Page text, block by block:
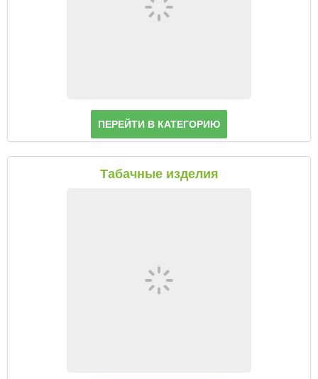
ПЕРЕЙТИ В КАТЕГОРИЮ
Табачные изделия